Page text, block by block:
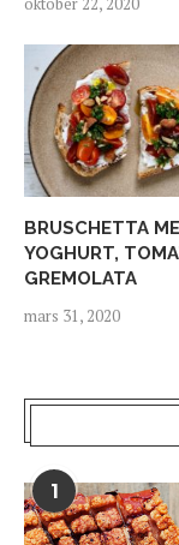
BRUSCHETTA
YOGHURT,
GREMOLATA
mars 31, 2020
1